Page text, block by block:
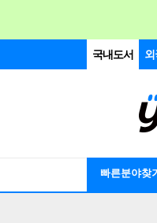
국내도서 외
빠른분야찾기